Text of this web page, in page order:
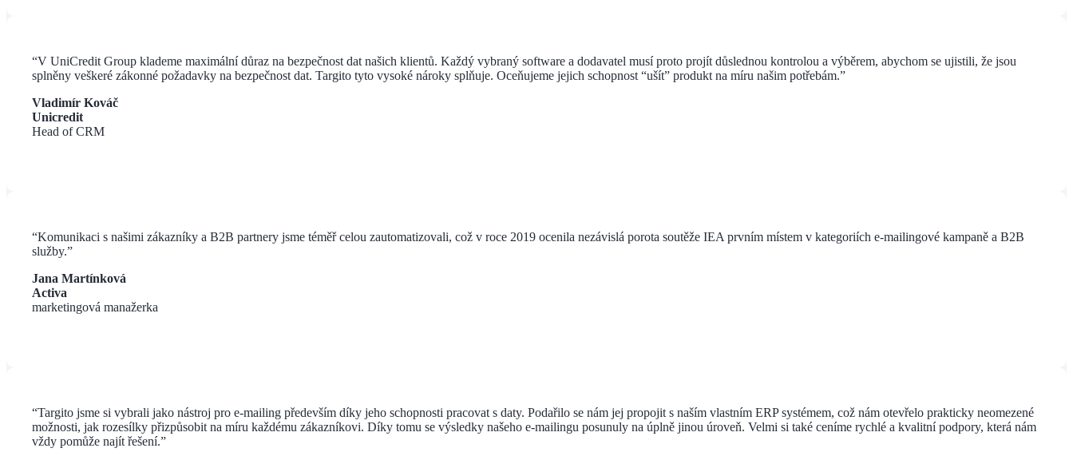
“V UniCredit Group klademe maximální důraz na bezpečnost dat našich klientů. Každý vybraný software a dodavatel musí proto projít důslednou kontrolou a výběrem, abychom se ujistili, že jsou
splněny veškeré zákonné požadavky na bezpečnost dat. Targito tyto vysoké nároky splňuje. Oceňujeme jejich schopnost “ušít” produkt na míru našim potřebám.”
Vladimír Kováč
Unicredit
Head of CRM
“Komunikaci s našimi zákazníky a B2B partnery jsme téměř celou zautomatizovali, což v roce 2019 ocenila nezávislá porota soutěže IEA prvním místem v kategoriích e-mailingové kampaně a B2B
služby.”
Jana Martínková
Activa
marketingová manažerka
“Targito jsme si vybrali jako nástroj pro e-mailing především díky jeho schopnosti pracovat s daty. Podařilo se nám jej propojit s naším vlastním ERP systémem, což nám otevřelo prakticky neomezené
možnosti, jak rozesílky přizpůsobit na míru každému zákazníkovi. Díky tomu se výsledky našeho e-mailingu posunuly na úplně jinou úroveň. Velmi si také ceníme rychlé a kvalitní podpory, která nám
vždy pomůže najít řešení.”